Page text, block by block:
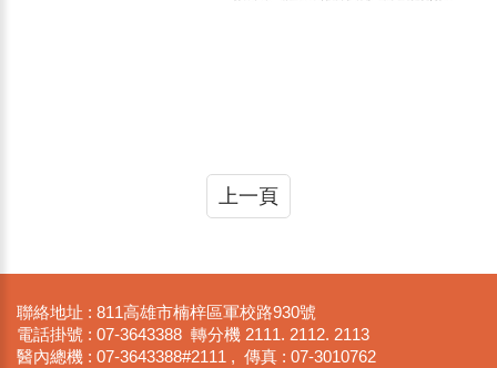
上一頁
聯絡地址 : 811高雄市楠梓區軍校路930號
電話掛號 : 07-3643388 轉分機 2111. 2112. 2113
醫內總機 : 07-3643388#2111 , 傳真 : 07-3010762